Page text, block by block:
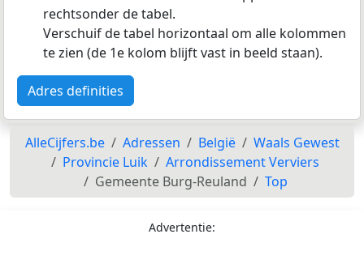
rechtsonder de tabel.
Verschuif de tabel horizontaal om alle kolommen
te zien (de 1e kolom blijft vast in beeld staan).
Adres definities
AlleCijfers.be Adressen België
Waals Gewest
Provincie Luik
Arrondissement Verviers
Gemeente Burg-Reuland
Top
Advertentie: